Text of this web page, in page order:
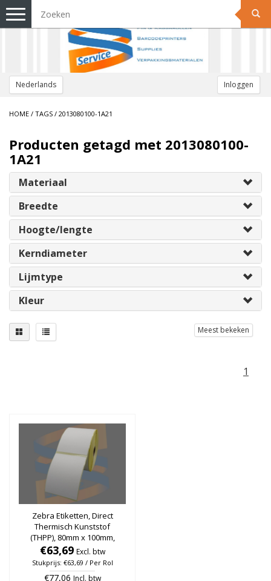
Nederlands Inloggen
Toggle
navigation
HOME / TAGS / 2013080100-1A21
Producten getagd met 2013080100-
1A21
Materiaal
Breedte
Hoogte/lengte
Kerndiameter
Lijmtype
Kleur
Meest bekeken
1
Zebra Etiketten, Direct
Thermisch Kunststof
(THPP), 80mm x 100mm,
Removable, Kern 25mm, rol
à 700 stuks
€63,69 Excl. btw
Stukprijs: €63,69 / Per Rol
€77,06 Incl. btw